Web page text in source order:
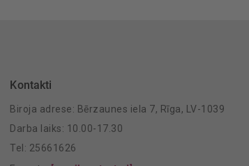
Kontakti
Biroja adrese: Bērzaunes iela 7, Rīga, LV-1039
Darba laiks: 10.00-17.30
Tel: 25661626